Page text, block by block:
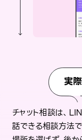
実
チャット相談は、
話できる相談方法で